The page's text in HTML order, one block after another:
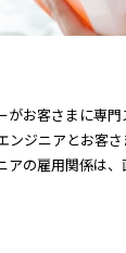
がお客さまに専
ンジニアとお客
アの雇用関係は